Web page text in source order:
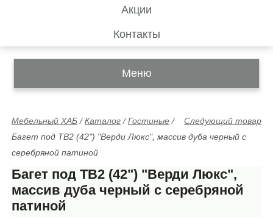
Акции
Контакты
Меню
Следующий товар
Мебельный ХАБ /Каталог /Гостиные /
Багет под ТВ2 (42") "Верди Люкс", массив дуба черный с
серебряной патиной
Багет под ТВ2 (42") "Верди Люкс",
массив дуба черный с серебряной
патиной